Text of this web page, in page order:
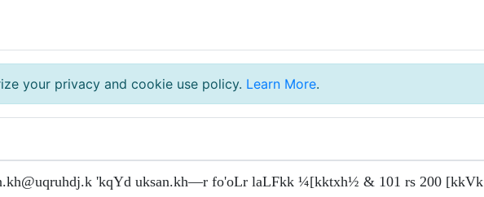
your privacy and cookie use policy. Learn More.
'kqYd uksan.kh—r fo'oLr laLFkk ¼[kktxh½ & 101 rs 200 [kkVk